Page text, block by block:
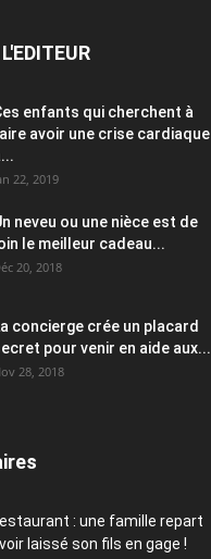
enfants qui cherchent à
avoir une crise cardiaque
22, 2019
neveu ou une nièce est de
le meilleur cadeau...
20, 2018
concierge crée un placard
pour venir en aide aux...
28, 2018
: une famille repart
laissé son fils en gage !